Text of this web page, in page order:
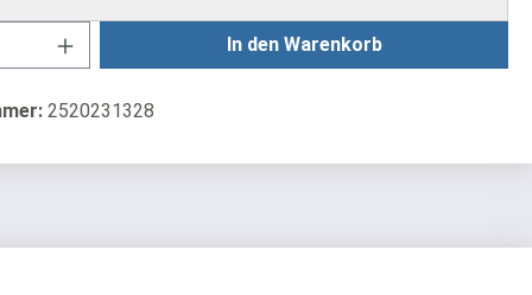
Anzahl: Gib den gewünschten Wert ein
In den Warenkorb
2520231328